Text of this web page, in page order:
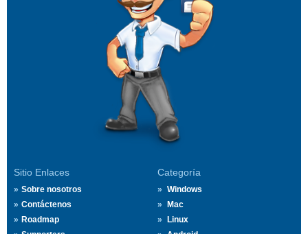
Sitio Enlaces
Sobre nosotros
Contáctenos
Roadmap
Categoría
Windows
Mac
Linux